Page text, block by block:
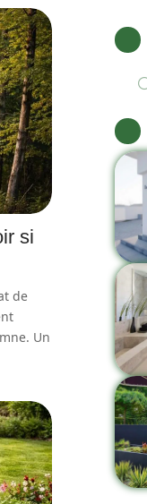
si
de
Un